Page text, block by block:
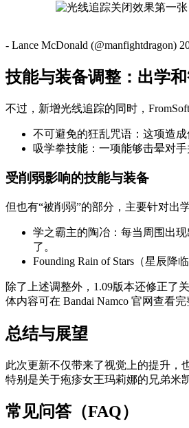
第一
- Lance McDonald (@manfightdragon)
技能与装备调整：出学
不过，新增光线追踪的同时，
不可避免的狂乱咒语：这项造
吸学拳技能：一项能够击晕对
受削弱影响的技能与装备
但也有“被削弱”的部分，主要针对出
学之霸主的陶冶：每当周围出
了。
Founding Rain of Stars（星辰
除了上述调整外，1.09版本还修正了
体内容可在 Bandai Namco 官网查看完
总结与展望
此次更新不仅带来了视觉上的提升，
特别是关于疱疹女王玛莉娜的兄弟米
常见问答（FAQ）